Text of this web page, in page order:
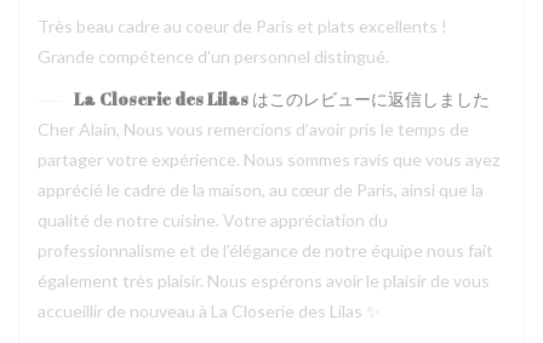
Très beau cadre au coeur de Paris et plats excellents !
Grande compétence d'un personnel distingué.
La Closerie des Lilas はこのレビューに返信しました
Cher Alain, Nous vous remercions d’avoir pris le temps de
partager votre expérience. Nous sommes ravis que vous ayez
apprécié le cadre de la maison, au cœur de Paris, ainsi que la
qualité de notre cuisine. Votre appréciation du
professionnalisme et de l’élégance de notre équipe nous fait
également très plaisir. Nous espérons avoir le plaisir de vous
accueillir de nouveau à La Closerie des Lilas ✨